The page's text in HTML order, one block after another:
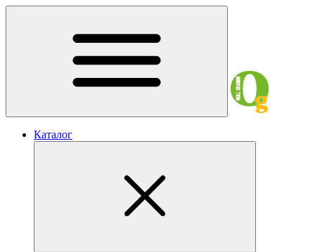
Каталог